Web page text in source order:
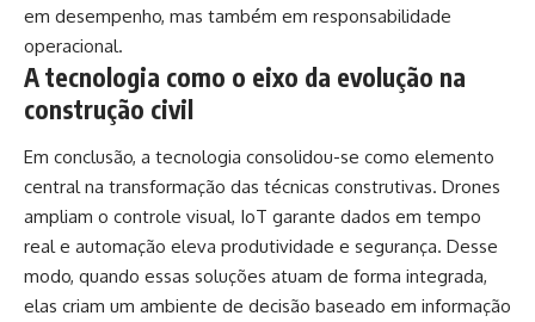
em desempenho, mas também em responsabilidade
operacional.
A tecnologia como o eixo da evolução na
construção civil
Em conclusão, a tecnologia consolidou-se como elemento
central na transformação das técnicas construtivas. Drones
ampliam o controle visual, IoT garante dados em tempo
real e automação eleva produtividade e segurança. Desse
modo, quando essas soluções atuam de forma integrada,
elas criam um ambiente de decisão baseado em informação